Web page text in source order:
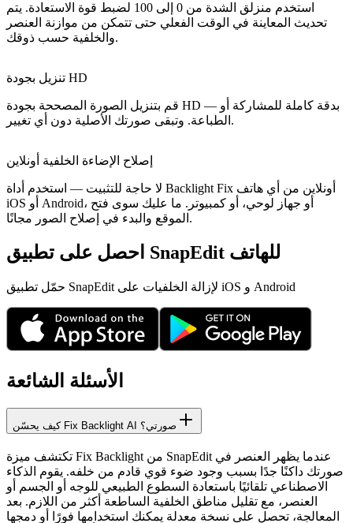
استخدم منزلق الشدة من 0 إلى 100 لضبط قوة الاستعادة. يتم
تحديث المعاينة في الوقت الفعلي حتى تتمكن من موازنة العنصر
والخلفية حسب ذوقك.
تنزيل بجودة HD
قم بتنزيل الصورة المصححة بجودة HD — بدقة كاملة للمشاركة أو
الطباعة. وتبقى صورتك الأصلية دون أي تغيير.
إصلاح الإضاءة الخلفية أونلاين
لا حاجة للتثبيت — استخدم أداة Backlight Fix أونلاين من أي هاتف
iOS أو Android، أو جهاز لوحي، أو كمبيوتر. ما عليك سوى فتح
الموقع والبدء في إصلاح الصور مجانًا.
احصل على تطبيق SnapEdit للهاتف
حمّل تطبيق SnapEdit لإزالة الخلفيات على iOS و Android
الأسئلة الشائعة
كيف يحسّن Fix Backlight AI صورتي؟
تكتشف ميزة Fix Backlight من SnapEdit عندما يظهر العنصر في
صورتك داكنًا جدًا بسبب وجود ضوء قوي قادم من خلفه. يقوم الذكاء
الاصطناعي تلقائيًا باستعادة السطوع الطبيعي للوجه أو الجسم أو
العنصر، مع تقليل مناطق الخلفية الساطعة أكثر من اللازم. بعد
المعالجة، تحصل على نسخة معدلة يمكنك استخدامها فورًا أو دمجها